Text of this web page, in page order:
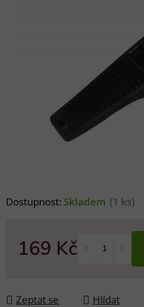
Dostupnost: Skladem (1 ks)
169 Kč
Zeptat se Hlídat